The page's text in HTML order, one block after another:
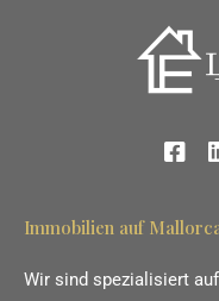
Immobilien auf
Wir sind spezialisiert